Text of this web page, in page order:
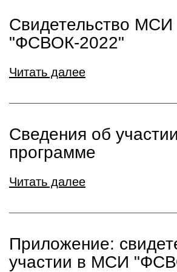
Свидетельство МСИ
"ФСВОК-2022"
Читать далее
Сведения об
программе
Читать далее
Приложение:
участии в МСИ